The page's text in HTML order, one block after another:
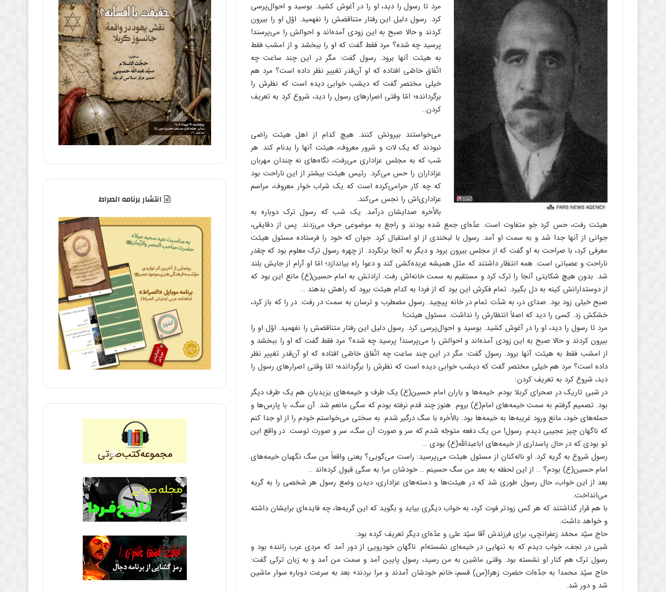
مرد تا رسول را دید، او را در آغوش کشید. بوسید و احوال‌پرسی
کرد. رسول دلیل این رفتار متناقضش را نفهمید. اوّل او را بیرون
کردند و حالا صبح به این زودی آمده‌اند و احوالش را می‌پرسند!
پرسید چه شده؟ مرد فقط گفت که او را ببخشد و از امشب فقط
به هیئت آنها برود. رسول گفت: مگر در این چند ساعت چه
اتّفاق خاصّی افتاده که او آن‌قدر تغییر نظر داده است؟ مرد هم
خیلی مختصر گفت که دیشب خوابی دیده است که نظرش را
برگردانده؛ امّا وقتی اصرارهای رسول را دید، شروع کرد به تعریف
کردن…
می‌خواستند بیرونش کنند. هیچ کدام از اهل هیئت راضی
نبودند که یک لات و شرور معروف، هیئت آنها را بدنام کند. هر
شب که به مجلس عزاداری می‌رفت، نگاه‌های نه چندان مهربان
عزاداران را حس می‌کرد. رئیس هیئت بیشتر از این ناراحت بود
که چه کار حرامی‌کرده است که یک شراب خوار معروف، مراسم
عزاداری‌اش را نجس می‌کند.
بالأخره صدایشان درآمد. یک شب که رسول ترک دوباره به
هیئت رفت، حس کرد جَو متفاوت است. عدّه‌ای جمع شده بودند و راجع به موضوعی حرف می‌زدند. پس از دقایقی،
جوانی از آنها جدا شد و به سمت او آمد. رسول با لبخندی از او استقبال کرد. جوان که خود را فرستاده مسئول هیئت
معرفی کرد، با صراحت به او گفت که از مجلس بیرون برود و دیگر به آنجا برنگردد. از چهره رسول ترک معلوم بود که چقدر
ناراحت و عصبانی است. همه انتظار داشتند که مثل همیشه عربده‌کشی کند و دعوا راه بیاندازد؛ امّا او آرام از جایش بلند
شد. بدون هیچ شکایتی آنجا را ترک کرد و مستقیم به سمت خانه‌اش رفت. ارادتش به امام حسین(ع) مانع این بود که
از دوستدارانش کینه به دل بگیرد. تمام فکرش این بود که از فردا به کدام هیئت برود که راهش بدهند …
صبح خیلی زود بود. صدای در، به شدّت تمام در خانه پیچید. رسول مضطرب و ترسان به سمت در رفت. در را که باز کرد،
خشکش زد. کسی را دید که اصلاً انتظارش را نداشت. مسئول هیئت!
مرد تا رسول را دید، او را در آغوش کشید. بوسید و احوال‌پرسی کرد. رسول دلیل این رفتار متناقضش را نفهمید. اوّل او را
بیرون کردند و حالا صبح به این زودی آمده‌اند و احوالش را می‌پرسند! پرسید چه شده؟ مرد فقط گفت که او را ببخشد و
از امشب فقط به هیئت آنها برود. رسول گفت: مگر در این چند ساعت چه اتّفاق خاصّی افتاده که او آن‌قدر تغییر نظر
داده است؟ مرد هم خیلی مختصر گفت که دیشب خوابی دیده است که نظرش را برگردانده؛ امّا وقتی اصرارهای رسول را
دید، شروع کرد به تعریف کردن:
در شبی تاریک در صحرای کربلا بودم. خیمه‌ها و یاران امام حسین(ع) یک طرف و خیمه‌های یزیدیان هم یک طرف دیگر
بود. تصمیم گرفتم به سمت خیمه‌های امام(ع) بروم. هنوز چند قدم نرفته بودم که سگی مانعم شد. آن سگ، با پارس‌ها و
حمله‌های خود، مانع ورود غریبه‌ها به خیمه‌ها بود. بالأخره با سگ درگیر شدم. به سختی می‌خواستم خودم را از او جدا کنم
که ناگهان چیز عجیبی دیدم. رسول! من یک دفعه متوجّه شدم که سر و صورت آن سگ، سر و صورت توست. در واقع این
تو بودی که در حال پاسداری از خیمه‌های اباعبدالله(ع) بودی …
رسول شروع به گریه کرد. او ناله‌کنان از مسئول هیئت می‌پرسید: راست می‌گویی؟ یعنی واقعاً من سگ نگهبان خیمه‌های
امام حسین(ع) بودم؟ … از این لحظه به بعد من سگ حسینم … خودشان مرا به سگی قبول کرده‌اند …
بعد از این خواب، حال رسول طوری شد که در هیئت‌ها و دسته‌های عزاداری، دیدن وضع رسول هر شخصی را به گریه
می‌انداخت.
با هم قرار گذاشتند که هر کس زودتر فوت کرد، به خواب دیگری بیاید و بگوید که این گریه‌ها، چه فایده‌ای برایشان داشته
و خواهد داشت.
حاج سیّد محمّد زعفرانچی، برای فرزندش آقا سیّد علی و عدّه‌ای دیگر تعریف کرده بود:
شبی در نجف، خواب دیدم که به تنهایی در خیمه‌ای نشسته‌ام. ناگهان خودرویی از دور آمد که مردی عرب راننده بود و
رسول ترک هم کنار او نشسته بود. وقتی ماشین به من رسید، رسول پایین آمد و سمت من آمد و به زبان ترکی گفت:
حاج سیّد محمد! به جدّه‌ات حضرت زهرا(س) قسم، خانم خودشان آمدند و مرا بردند» بعد به سرعت دوباره سوار ماشین
شد و دور شد.
انتشار برنامه الصراط